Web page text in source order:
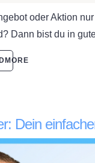
oder Aktion
Dann bist du in
Dein